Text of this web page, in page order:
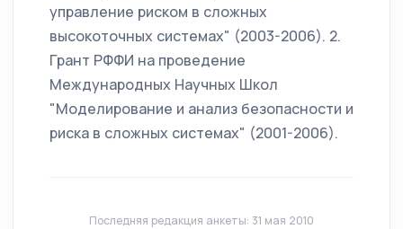
управление риском в сложных
высокоточных системах" (2003-2006). 2.
Грант РФФИ на проведение
Международных Научных Школ
"Моделирование и анализ безопасности и
риска в сложных системах" (2001-2006).
Последняя редакция анкеты: 31 мая 2010